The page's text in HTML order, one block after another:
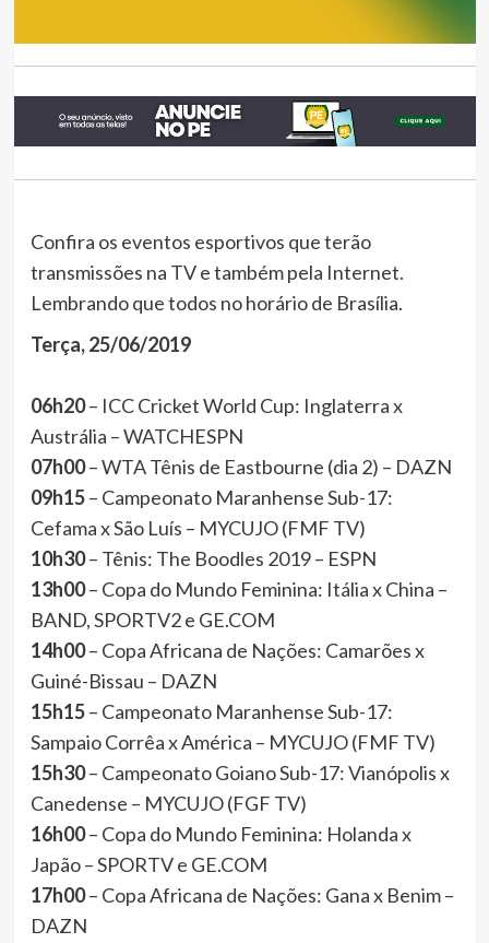
Confira os eventos esportivos que terão
transmissões na TV e também pela Internet.
Lembrando que todos no horário de Brasília.
Terça, 25/06/2019
06h20– ICC Cricket World Cup: Inglaterra x
Austrália – WATCHESPN
07h00– WTA Tênis de Eastbourne (dia 2) – DAZN
09h15– Campeonato Maranhense Sub-17:
Cefama x São Luís – MYCUJO (FMF TV)
10h30– Tênis: The Boodles 2019 – ESPN
13h00– Copa do Mundo Feminina: Itália x China –
BAND, SPORTV2 e GE.COM
14h00– Copa Africana de Nações: Camarões x
Guiné-Bissau – DAZN
15h15– Campeonato Maranhense Sub-17:
Sampaio Corrêa x América – MYCUJO (FMF TV)
15h30– Campeonato Goiano Sub-17: Vianópolis x
Canedense – MYCUJO (FGF TV)
16h00– Copa do Mundo Feminina: Holanda x
Japão – SPORTV e GE.COM
17h00– Copa Africana de Nações: Gana x Benim –
DAZN